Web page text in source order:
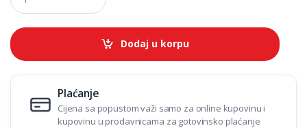
a
t
i
Dodaj u korpu
Plaćanje
Cijena sa popustom važi samo za online kupovinu i
kupovinu u prodavnicama za gotovinsko plaćanje